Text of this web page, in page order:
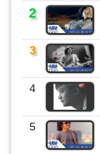
2
3
4
5